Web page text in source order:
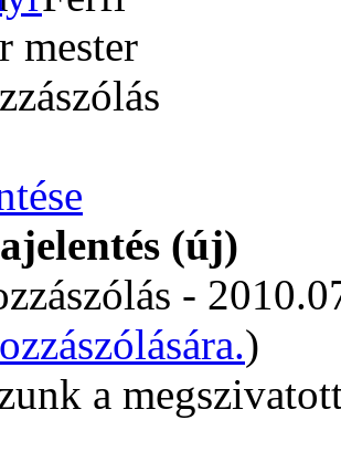
mester
(új)
-
)
a